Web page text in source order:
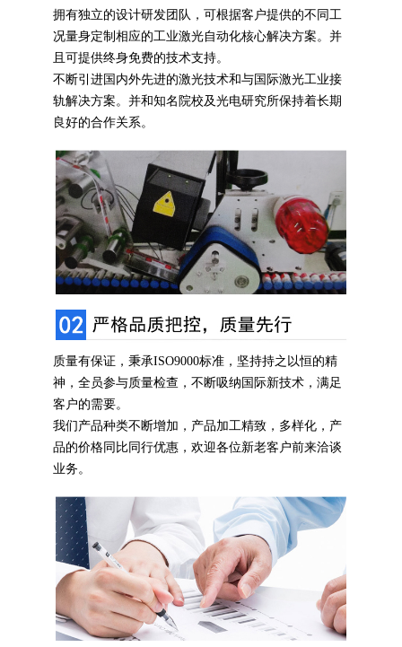
拥有独立的设计研发团队，可根据客户提供的不同工
况量身定制相应的工业激光自动化核心解决方案。并
且可提供终身免费的技术支持。
不断引进国内外先进的激光技术和与国际激光工业接
轨解决方案。并和知名院校及光电研究所保持着长期
良好的合作关系。
质量有保证，秉承ISO9000标准，坚持持之以恒的精
神，全员参与质量检查，不断吸纳国际新技术，满足
客户的需要。
我们产品种类不断增加，产品加工精致，多样化，产
品的价格同比同行优惠，欢迎各位新老客户前来洽谈
业务。